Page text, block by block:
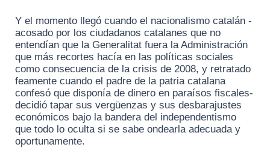
Y el momento llegó cuando el nacionalismo catalán -
acosado por los ciudadanos catalanes que no
entendían que la Generalitat fuera la Administración
que más recortes hacía en las políticas sociales
como consecuencia de la crisis de 2008, y retratado
feamente cuando el padre de la patria catalana
confesó que disponía de dinero en paraísos fiscales-
decidió tapar sus vergüenzas y sus desbarajustes
económicos bajo la bandera del independentismo
que todo lo oculta si se sabe ondearla adecuada y
oportunamente.